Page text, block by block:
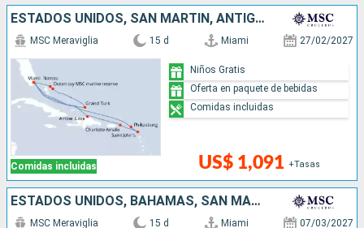
ESTADOS UNIDOS, SAN MARTÍN, ANTIGUA Y BARBUDA, REPÚBLICA DOMINICANA, BAHAMAS
Comidas incluidas
MSC Meraviglia 15 d Miami 27/02/2027
US$ 1,091 +Tasas
Niños Gratis
Oferta en paquete de bebidas
Comidas incluidas
ESTADOS UNIDOS, BAHAMAS, SAN MARTÍN, ANTIGUA Y BARBUDA
MSC Meraviglia 15 d Miami 07/03/2027